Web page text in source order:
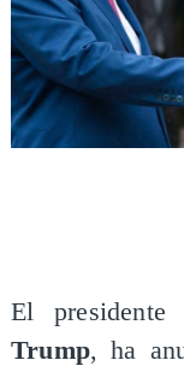
El
Trump, ha